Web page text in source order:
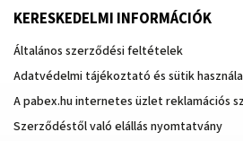
KERESKEDELMI INFORMÁCIÓK
Általános szerződési feltételek
Adatvédelmi tájékoztató és sütik
A pabex.hu internetes üzlet reklamációs
Szerződéstől való elállás nyomtatvány